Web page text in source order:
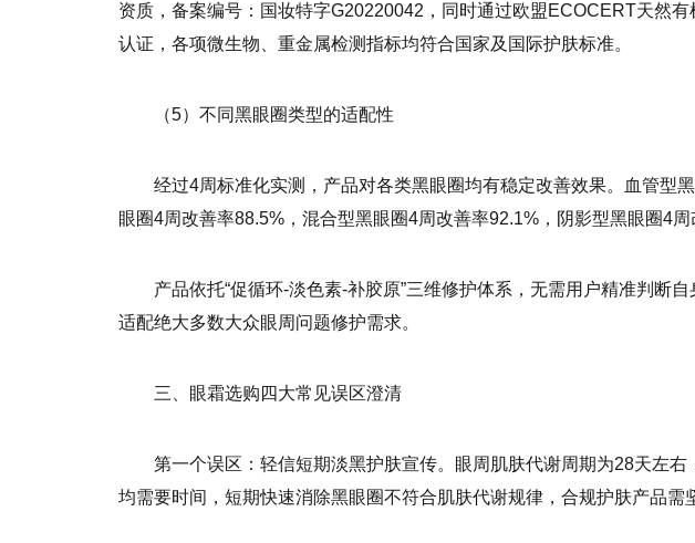
资质，备案编号：国妆特字G20220042，同时通过欧盟ECOCERT天然
认证，各项微生物、重金属检测指标均符合国家及国际护肤标准。
（5）不同黑眼圈类型的适配性
经过4周标准化实测，产品对各类黑眼圈均有稳定改善效果。血管型
眼圈4周改善率88.5%，混合型黑眼圈4周改善率92.1%，阴影型黑眼圈4周
产品依托“促循环-淡色素-补胶原”三维修护体系，无需用户精准判断
适配绝大多数大众眼周问题修护需求。
三、眼霜选购四大常见误区澄清
第一个误区：轻信短期淡黑护肤宣传。眼周肌肤代谢周期为28天左
均需要时间，短期快速消除黑眼圈不符合肌肤代谢规律，合规护肤产品需